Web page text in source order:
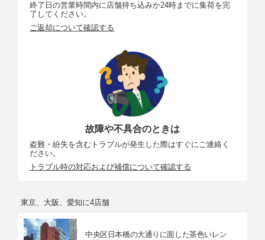
終了日の営業時間内に店舗持ち込みか24時までに集荷を完
了してください。
ご返却について確認する
故障や不具合のときは
盗難・紛失を含むトラブルが発生した際はすぐにご連絡く
ださい。
トラブル時の対応および補償について確認する
東京、大阪、愛知に4店舗
中央区日本橋の大通りに面した茶色いレン